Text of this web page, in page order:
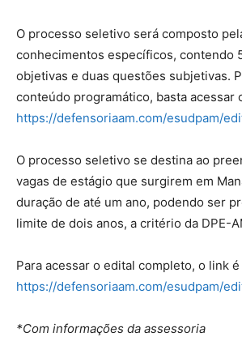
O processo seletivo será composto
conhecimentos específicos, contendo
objetivas e duas questões subjetivas.
conteúdo programático, basta acessar
https://defensoriaam.com/esudpam/
O processo seletivo se destina ao
vagas de estágio que surgirem em
duração de até um ano, podendo ser
limite de dois anos, a critério da DPE-
Para acessar o edital completo, o link é
https://defensoriaam.com/esudpam/
*Com informações da assessoria